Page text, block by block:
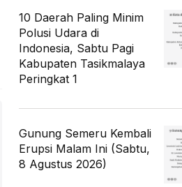
10 Daerah Paling Minim
Polusi Udara di
Indonesia, Sabtu Pagi
Kabupaten Tasikmalaya
Peringkat 1
Gunung Semeru Kembali
Erupsi Malam Ini (Sabtu,
8 Agustus 2026)